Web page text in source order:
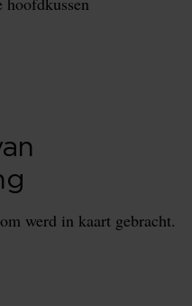
werd in kaart gebracht.